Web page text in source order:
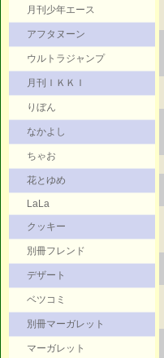
月刊少年エース
アフタヌーン
ウルトラジャンプ
月刊ＩＫＫＩ
りぼん
なかよし
ちゃお
花とゆめ
LaLa
クッキー
別冊フレンド
デザート
ベツコミ
別冊マーガレット
マーガレット